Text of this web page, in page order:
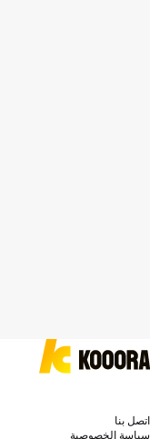
اتصل بنا
سياسة الخصوصية